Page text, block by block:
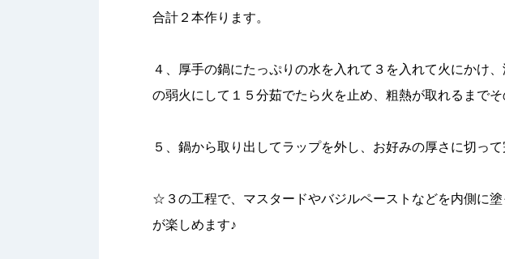
合計２本作ります。
４、厚手の鍋にたっぷりの水を入れて３を入れて火にかけ
の弱火にして１５分茹でたら火を止め、粗熱が取れるまでそ
５、鍋から取り出してラップを外し、お好みの厚さに切って
☆３の工程で、マスタードやバジルペーストなどを内側に
が楽しめます♪